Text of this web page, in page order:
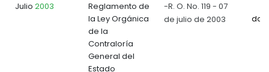
Julio 2003
Reglamento de
la Ley Orgánica
de la
Contraloría
General del
Estado
-R. O. No. 119 - 07
de julio de 2003